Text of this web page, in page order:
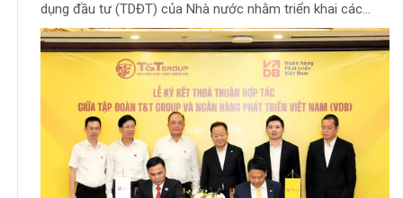
dụng đầu tư (TDĐT) của Nhà nước nhằm triển khai các...